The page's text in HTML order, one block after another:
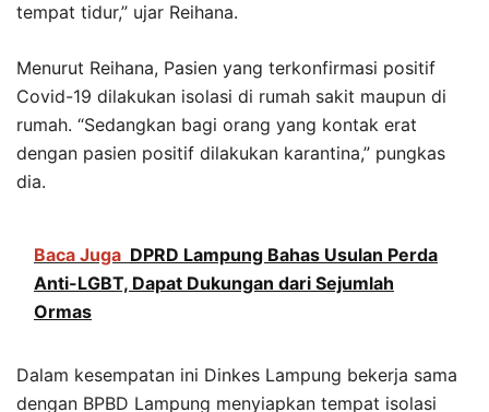
tempat tidur,” ujar Reihana.
Menurut Reihana, Pasien yang terkonfirmasi positif
Covid-19 dilakukan isolasi di rumah sakit maupun di
rumah. “Sedangkan bagi orang yang kontak erat
dengan pasien positif dilakukan karantina,” pungkas
dia.
Baca Juga DPRD Lampung Bahas Usulan Perda
Anti-LGBT, Dapat Dukungan dari Sejumlah
Ormas
Dalam kesempatan ini Dinkes Lampung bekerja sama
dengan BPBD Lampung menyiapkan tempat isolasi